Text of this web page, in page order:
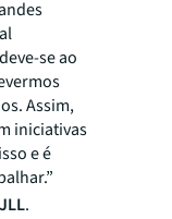
se ao
Assim,
iniciativas
e é
.